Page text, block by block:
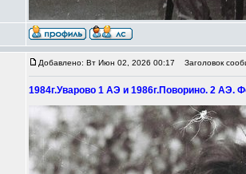
Добавлено: Вт Июн 02, 2026 00:17 Заголовок
1984г.Уварово 1 АЭ и 1986г.Поворино. 2 АЭ.